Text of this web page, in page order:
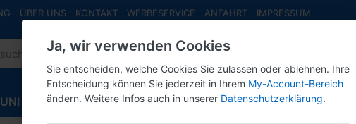
ÜBER UNS KONTAKT WERBESERVICE ANFAHRT IMPRESSUM
INFO MAI NEU EINGETROFFEN NEUHEITEN
Ja, wir verwenden Cookies
Sie entscheiden, welche Cookies Sie zulassen oder ablehnen. Ihre
Entscheidung können Sie jederzeit in Ihrem My-Account-Bereich
ändern. Weitere Infos auch in unserer Datenschutzerklärung.